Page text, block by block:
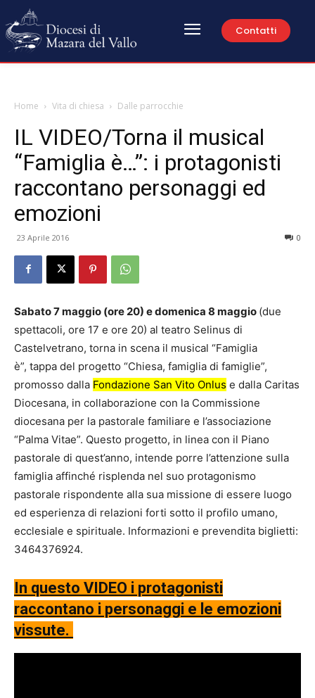
Contatti
Home Vita di chiesa Dalle parrocchie
IL VIDEO/Torna il musical
“Famiglia è…”: i protagonisti
raccontano personaggi ed
emozioni
23 Aprile 2016 0
Sabato 7 maggio (ore 20) e domenica 8 maggio (due
spettacoli, ore 17 e ore 20) al teatro Selinus di
Castelvetrano, torna in scena il musical “Famiglia
è”, tappa del progetto “Chiesa, famiglia di famiglie”,
promosso dalla Fondazione San Vito Onlus e dalla Caritas
Diocesana, in collaborazione con la Commissione
diocesana per la pastorale familiare e l’associazione
“Palma Vitae”. Questo progetto, in linea con il Piano
pastorale di quest’anno, intende porre l’attenzione sulla
famiglia affinché risplenda nel suo protagonismo
pastorale rispondente alla sua missione di essere luogo
ed esperienza di relazioni forti sotto il profilo umano,
ecclesiale e spirituale. Informazioni e prevendita biglietti:
3464376924.
In questo VIDEO i protagonisti
raccontano i personaggi e le emozioni
vissute.